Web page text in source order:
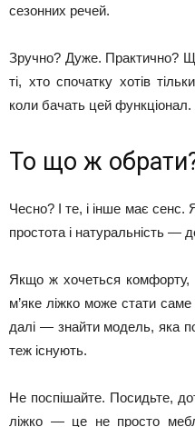
сезонних речей.
Зручно? Дуже. Практично?
ті, хто спочатку хотів
коли бачать цей функціонал.
То що ж
Чесно? І те, і інше має сенс.
простота і натуральність —
Якщо ж хочеться комфорту,
м’яке ліжко може стати
далі — знайти модель, яка
теж існують.
Не поспішайте. Посидьте,
ліжко — це не просто